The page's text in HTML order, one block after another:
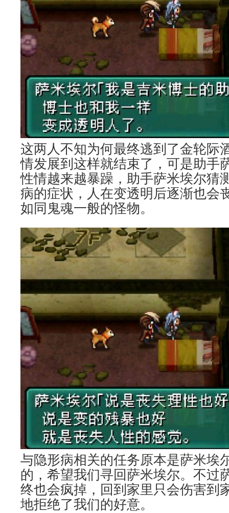
这两人不知为何最终逃到了金轮际
情发展到这样就结束了，可是助手
性情越来越暴躁，助手萨米埃尔猜
病的症状，人在变透明后逐渐也会
如同鬼魂一般的怪物。
与隐形病相关的任务原本是萨米埃
的，希望我们寻回萨米埃尔。不过
终也会疯掉，回到家里只会伤害到
地拒绝了我们的好意。